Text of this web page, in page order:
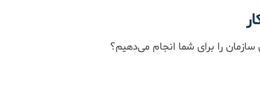
را برای شما انجام می‌دهیم؟